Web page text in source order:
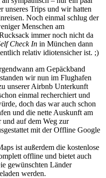
unseres Trips und wir hatten
Noch einmal schlug der
Menschen am
immer noch nicht da
Check In in München dann
relativ idiotensicher ist. ;)
am Gepäckband
wir nun im Flughafen
unserer Airbnb Unterkunft
einmal recherchiert und
doch das war auch schon
und die nette Auskunft am
und auf dem Weg zur
mit der Offline Google
ist außerdem die kostenlose
offline und bietet auch
gewünschten Länder
werden.